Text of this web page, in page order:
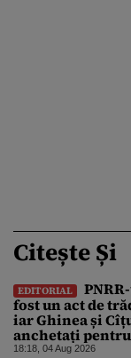
Citește Și
EDITORIAL
fost un act de
iar Ghinea și
anchetați pentru
18:18, 04 Aug 2026